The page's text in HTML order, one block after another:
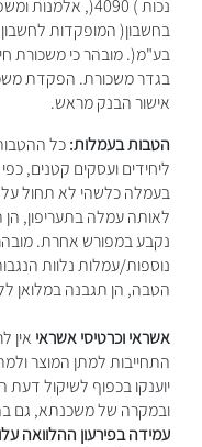
בחשבון( המופקדות
בע"מ(. מובהר כי משכורת
בגדר משכורת. הפקדת
אישור הבנק מראש.
הטבות בעמלות:כל
ליחידים ועסקים קטנים,
בעמלה כלשהי לא תחול על
לאותה עמלה בתעריפון,
נקבע במפורש אחרת. מובהר
נוספות/עמלות נלוות
הטבה, הן תגבנה במלואן
אשראי וכרטיסי אשראי אין
התחייבות למתן המוצר
יוענקו בכפוף לשיקול דעת
ובמקרה של משכנתא, גם
עמידה בפירעון ההלוואה